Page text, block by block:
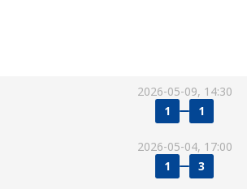
2026-05-09, 14:30
1 1
2026-05-04, 17:00
1 3